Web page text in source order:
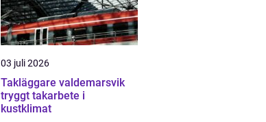
03 juli 2026
Takläggare valdemarsvik
tryggt takarbete i
kustklimat